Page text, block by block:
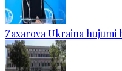
Zaxarova Ukraina hujumi